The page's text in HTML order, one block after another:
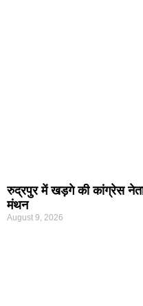
रुद्रपुर में खड़गे की कांग्रेस
मंथन
August 9, 2026